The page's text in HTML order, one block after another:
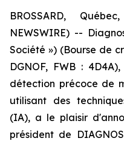
BROSSARD,
NEWSWIRE) --
Société ») (Bourse de
DGNOF, FWB :
détection précoce de
utilisant des
(IA), a le plaisir
président de